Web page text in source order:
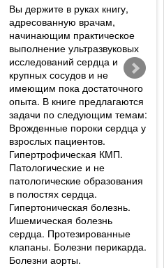
Вы держите в руках книгу,
адресованную врачам,
начинающим практическое
выполнение ультразвуковых
исследований сердца и
крупных сосудов и не
имеющим пока достаточного
опыта. В книге предлагаются
задачи по следующим темам:
Врожденные пороки сердца у
взрослых пациентов.
Гипертрофическая КМП.
Патологические и не
патологические образования
в полостях сердца.
Гипертоническая болезнь.
Ишемическая болезнь
сердца. Протезированные
клапаны. Болезни перикарда.
Болезни аорты.